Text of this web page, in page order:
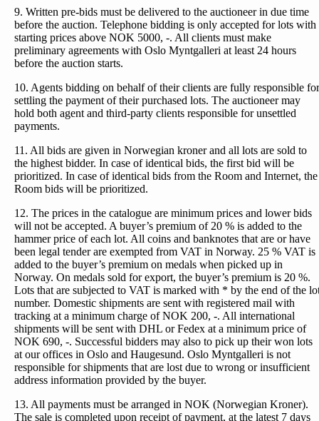
9. Written pre-bids must be delivered to the auctioneer in due time
before the auction. Telephone bidding is only accepted for lots with
starting prices above NOK 5000, -. All clients must make
preliminary agreements with Oslo Myntgalleri at least 24 hours
before the auction starts.
10. Agents bidding on behalf of their clients are fully responsible for
settling the payment of their purchased lots. The auctioneer may
hold both agent and third-party clients responsible for unsettled
payments.
11. All bids are given in Norwegian kroner and all lots are sold to
the highest bidder. In case of identical bids, the first bid will be
prioritized. In case of identical bids from the Room and Internet, the
Room bids will be prioritized.
12. The prices in the catalogue are minimum prices and lower bids
will not be accepted. A buyer’s premium of 20 % is added to the
hammer price of each lot. All coins and banknotes that are or have
been legal tender are exempted from VAT in Norway. 25 % VAT is
added to the buyer’s premium on medals when picked up in
Norway. On medals sold for export, the buyer’s premium is 20 %.
Lots that are subjected to VAT is marked with * by the end of the
number. Domestic shipments are sent with registered mail with
tracking at a minimum charge of NOK 200, -. All international
shipments will be sent with DHL or Fedex at a minimum price of
NOK 690, -. Successful bidders may also to pick up their won lots
at our offices in Oslo and Haugesund. Oslo Myntgalleri is not
responsible for shipments that are lost due to wrong or insufficient
address information provided by the buyer.
13. All payments must be arranged in NOK (Norwegian Kroner).
The sale is completed upon receipt of payment, at the latest 7 days